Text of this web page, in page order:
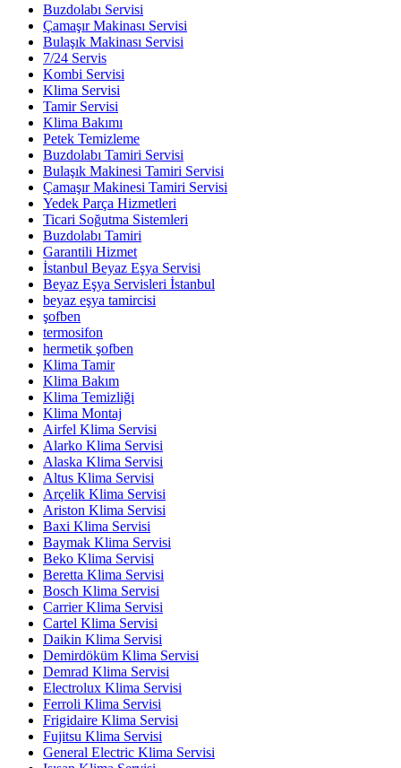
Buzdolabı Servisi
Çamaşır Makinası Servisi
Bulaşık Makinası Servisi
7/24 Servis
Kombi Servisi
Klima Servisi
Tamir Servisi
Klima Bakımı
Petek Temizleme
Buzdolabı Tamiri Servisi
Bulaşık Makinesi Tamiri Servisi
Çamaşır Makinesi Tamiri Servisi
Yedek Parça Hizmetleri
Ticari Soğutma Sistemleri
Buzdolabı Tamiri
Garantili Hizmet
İstanbul Beyaz Eşya Servisi
Beyaz Eşya Servisleri İstanbul
beyaz eşya tamircisi
şofben
termosifon
hermetik şofben
Klima Tamir
Klima Bakım
Klima Temizliği
Klima Montaj
Airfel Klima Servisi
Alarko Klima Servisi
Alaska Klima Servisi
Altus Klima Servisi
Arçelik Klima Servisi
Ariston Klima Servisi
Baxi Klima Servisi
Baymak Klima Servisi
Beko Klima Servisi
Beretta Klima Servisi
Bosch Klima Servisi
Carrier Klima Servisi
Cartel Klima Servisi
Daikin Klima Servisi
Demirdöküm Klima Servisi
Demrad Klima Servisi
Electrolux Klima Servisi
Ferroli Klima Servisi
Frigidaire Klima Servisi
Fujitsu Klima Servisi
General Electric Klima Servisi